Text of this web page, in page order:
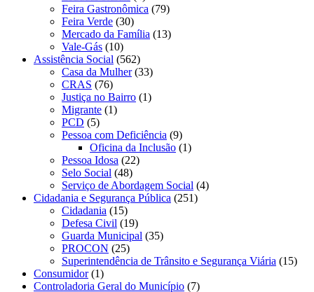
Feira Gastronômica (79)
Feira Verde (30)
Mercado da Família (13)
Vale-Gás (10)
Assistência Social (562)
Casa da Mulher(33)
CRAS (76)
Justiça no Bairro (1)
Migrante (1)
PCD (5)
Pessoa com Deficiência (9)
Oficina da Inclusão (1)
Pessoa Idosa (22)
Selo Social (48)
Serviço de Abordagem Social (4)
Cidadania e Segurança Pública (251)
Cidadania (15)
Defesa Civil (19)
Guarda Municipal (35)
PROCON (25)
Superintendência de Trânsito e Segurança Viária (15)
Consumidor(1)
Controladoria Geral do Município (7)